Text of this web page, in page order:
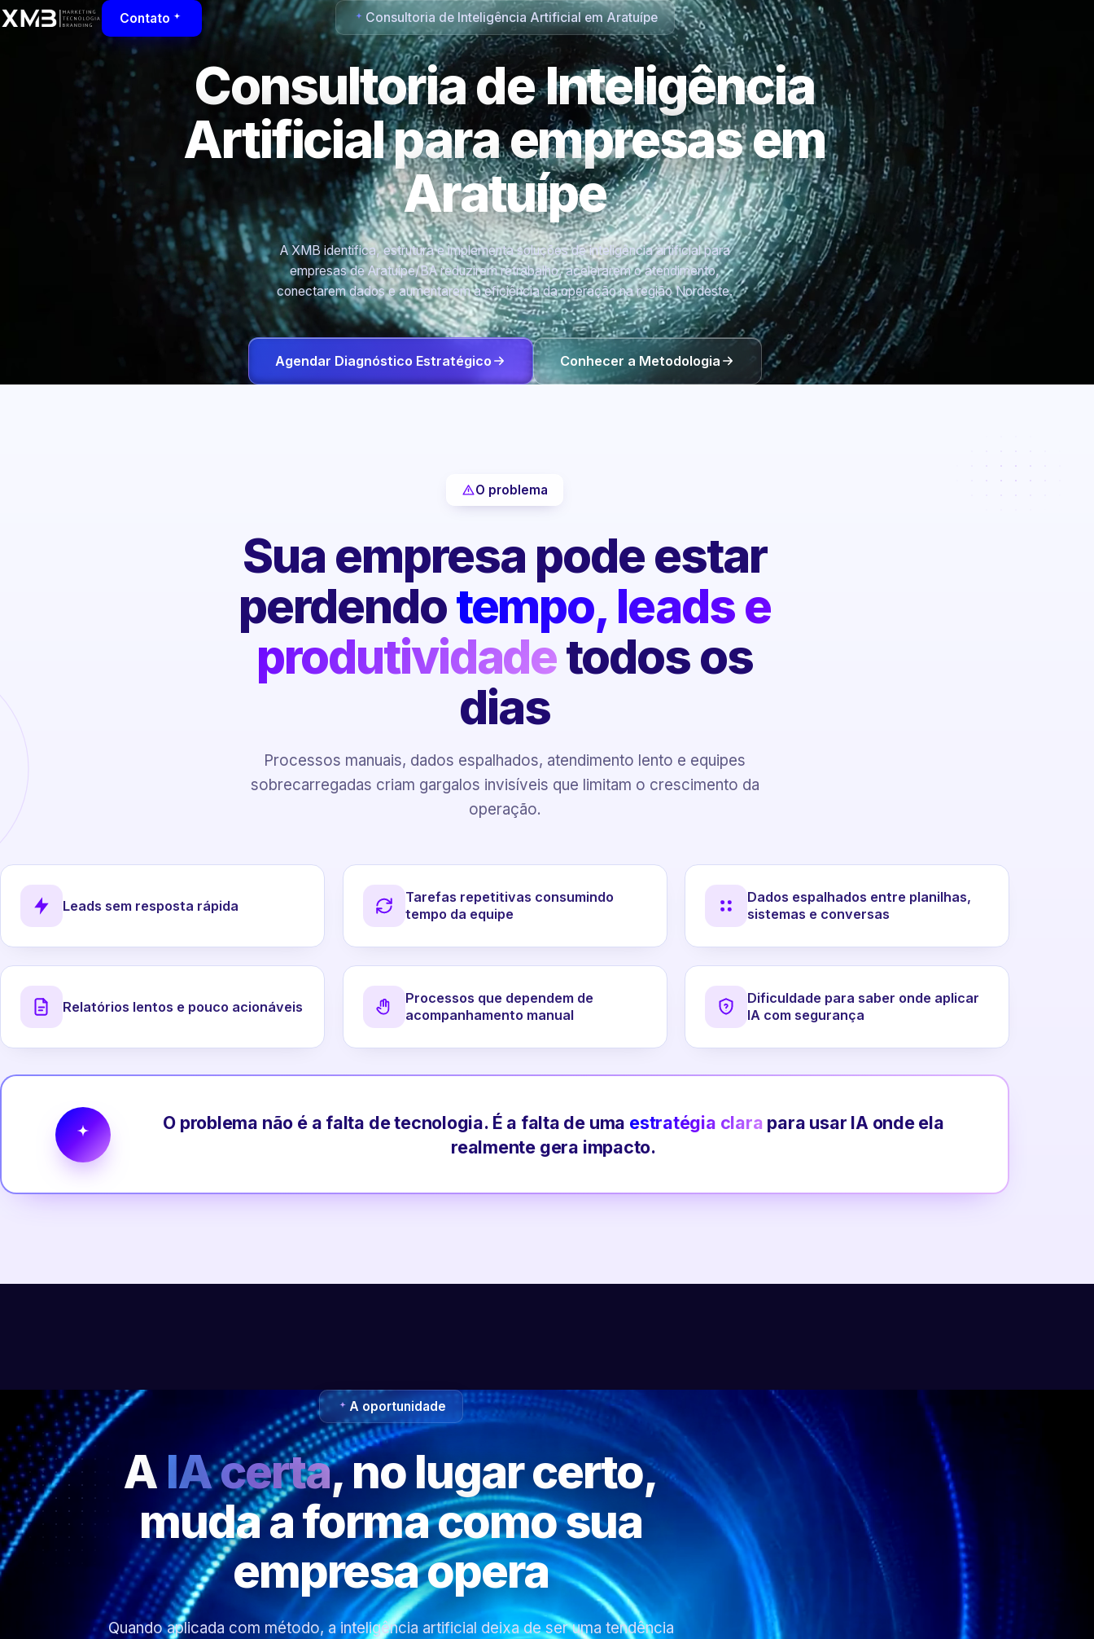
Contato Consultoria de Inteligência Artificial em Aratuípe
Consultoria de Inteligência
Artificial para empresas em
Aratuípe
A XMB identifica, estrutura e implementa soluções de inteligência artificial para
empresas de Aratuípe/BA reduzirem retrabalho, acelerarem o atendimento,
conectarem dados e aumentarem a eficiência da operação na região Nordeste.
Agendar Diagnóstico Estratégico Conhecer a Metodologia
O problema
Sua empresa pode estar
perdendotempo, leads e
produtividadetodos os
dias
Processos manuais, dados espalhados, atendimento lento e equipes
sobrecarregadas criam gargalos invisíveis que limitam o crescimento da
operação.
Leads sem resposta rápida
Tarefas repetitivas consumindo
tempo da equipe
Dados espalhados entre planilhas,
sistemas e conversas
Relatórios lentos e pouco acionáveis
Processos que dependem de
acompanhamento manual
Dificuldade para saber onde aplicar
IA com segurança
O problema não é a falta de tecnologia. É a falta de uma estratégia clara para usar IA onde ela
realmente gera impacto.
A oportunidade
AIA certa, no lugar certo,
muda a forma como sua
empresa opera
Quando aplicada com método, a inteligência artificial deixa de ser uma tendência